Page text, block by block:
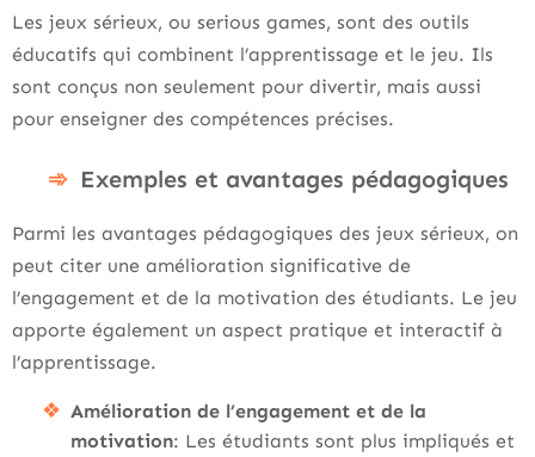
Les jeux sérieux, ou serious games, sont des outils
éducatifs qui combinent l’apprentissage et le jeu. Ils
sont conçus non seulement pour divertir, mais aussi
pour enseigner des compétences précises.
Exemples et avantages pédagogiques
Parmi les avantages pédagogiques des jeux sérieux, on
peut citer une amélioration significative de
l’engagement et de la motivation des étudiants. Le jeu
apporte également un aspect pratique et interactif à
l’apprentissage.
Amélioration de l’engagement et de la
motivation: Les étudiants sont plus impliqués et